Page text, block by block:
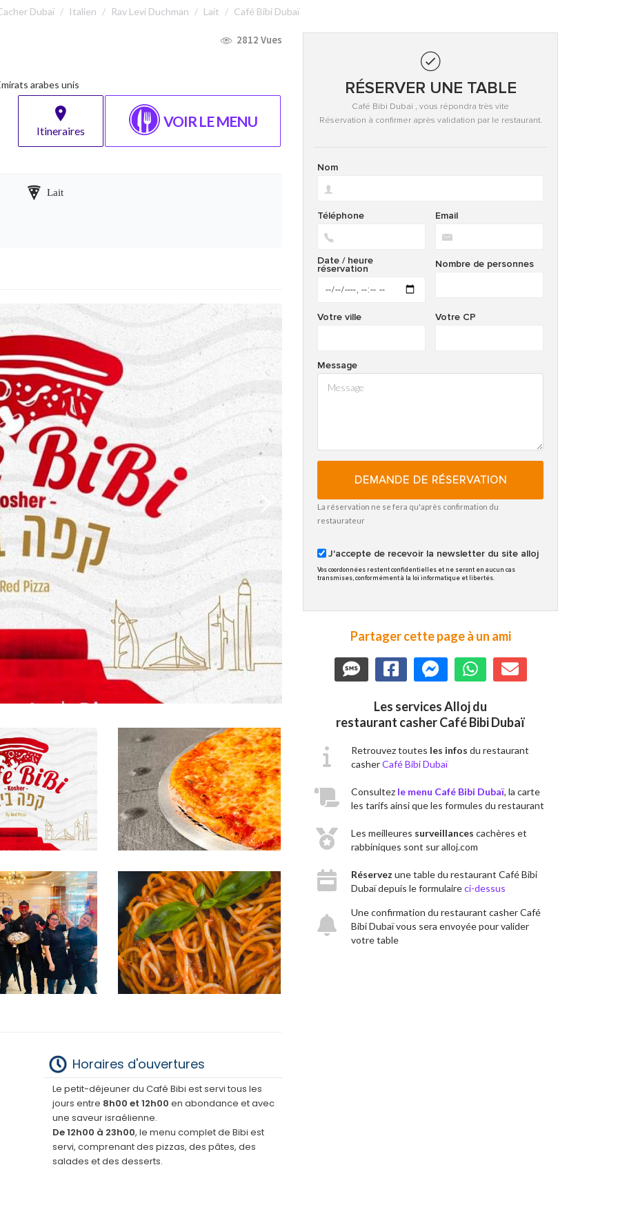
Dubaï Italien Rav Levi Duchman Lait Café Bibi Dubaï
2812 Vues
arabes unis
Itineraires
VOIR LE MENU
Lait
Horaires d'ouvertures
Le petit-déjeuner du Café Bibi est servi tous les
jours entre 8h00 et 12h00 en abondance et avec
une saveur israélienne.
De 12h00 à 23h00, le menu complet de Bibi est
servi, comprenant des pizzas, des pâtes, des
salades et des desserts.
RÉSERVER UNE TABLE
Café Bibi Dubaï , vous répondra très vite
Réservation à confirmer après validation par le restaurant.
Nom
Email
Téléphone
Nombre de personnes
Date / heure
réservation
Votre CP
Votre ville
Message
DEMANDE DE RÉSERVATION
La réservation ne se fera qu'après confirmation du
restaurateur
J'accepte de recevoir la newsletter du site alloj
Vos coordonnées restent confidentielles et ne seront en aucun cas
transmises, conformément à la loi informatique et libertés.
Partager cette page à un ami
Les services Alloj du
restaurant casher Café Bibi Dubaï
Retrouvez toutes les infos du restaurant
casherCafé Bibi Dubaï
Consultez le menu Café Bibi Dubaï, la carte
les tarifs ainsi que les formules du restaurant
Les meilleures surveillances cachères et
rabbiniques sont sur alloj.com
Réservez une table du restaurant Café Bibi
Dubaï depuis le formulaireci-dessus
Une confirmation du restaurant casher Café
Bibi Dubaï vous sera envoyée pour valider
votre table